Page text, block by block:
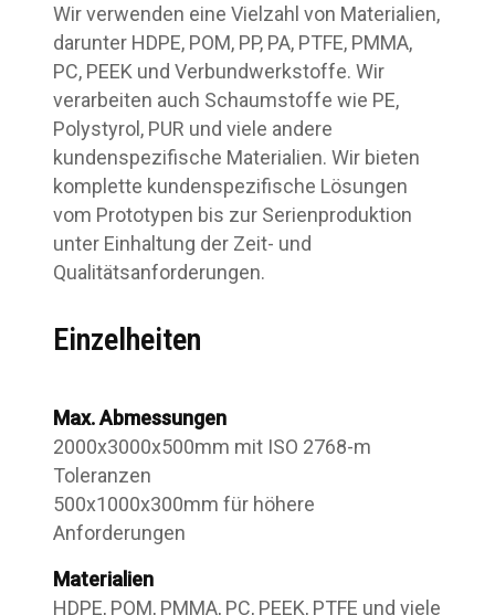
Wir verwenden eine Vielzahl von Materialien,
darunter HDPE, POM, PP, PA, PTFE, PMMA,
PC, PEEK und Verbundwerkstoffe. Wir
verarbeiten auch Schaumstoffe wie PE,
Polystyrol, PUR und viele andere
kundenspezifische Materialien. Wir bieten
komplette kundenspezifische Lösungen
vom Prototypen bis zur Serienproduktion
unter Einhaltung der Zeit- und
Qualitätsanforderungen.
Einzelheiten
Max. Abmessungen
2000x3000x500mm mit ISO 2768-m
Toleranzen
500x1000x300mm für höhere
Anforderungen
Materialien
HDPE, POM, PMMA, PC, PEEK, PTFE und viele